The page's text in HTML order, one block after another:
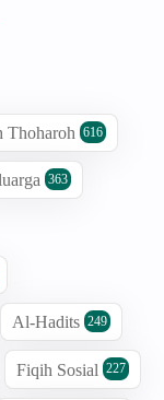
Thoharoh 616
363
Al-Hadits 249
Fiqih Sosial 227